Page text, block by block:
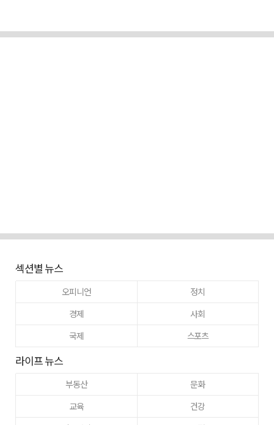
섹션별 뉴스
오피니언
정치
경제
사회
국제
스포츠
라이프 뉴스
부동산
문화
교육
건강